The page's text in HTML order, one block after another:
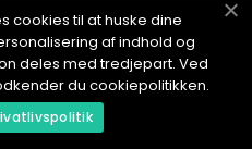
cookies til at huske dine
af indhold og
deles med tredjepart. Ved
du cookiepolitikken.